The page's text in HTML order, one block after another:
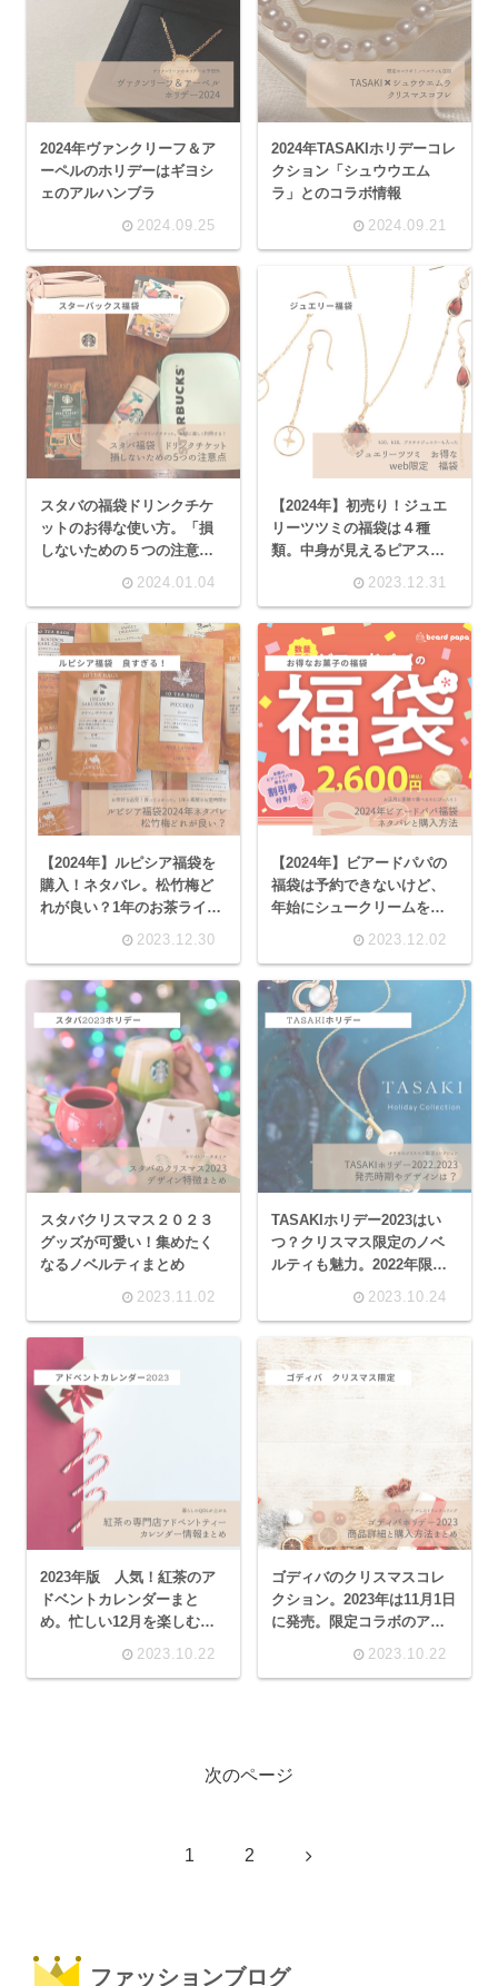
2024年ヴァンクリーフ＆ア
ーペルのホリデーはギヨシ
ェのアルハンブラ
2024.09.25
2024年TASAKIホリデーコレ
クション「シュウウエム
ラ」とのコラボ情報
2024.09.21
スタバの福袋ドリンクチケ
ットのお得な使い方。「損
しないための５つの注意
2024.01.04
【2024年】初売り！ジュエ
リーツツミの福袋は４種
類。中身が見えるピアスや
2023.12.31
【2024年】ルピシア福袋を
購入！ネタバレ。松竹梅ど
れが良い？1年のお茶ライフ
2023.12.30
【2024年】ビアードパパの
福袋は予約できないけど、
年始にシュークリームを楽
2023.12.02
スタバクリスマス２０２３
グッズが可愛い！集めたく
なるノベルティまとめ
2023.11.02
TASAKIホリデー2023はい
つ？クリスマス限定のノベ
ルティも魅力。2022年限定
2023.10.24
2023年版 人気！紅茶のア
ドベントカレンダーまと
め。忙しい12月を楽しむ
QOLがアップ。
2023.10.22
ゴディバのクリスマスコレ
クション。2023年は11月1日
に発売。限定コラボのアド
めちゃ可愛い！商品と購入
2023.10.22
次のページ
1 2 次
ファッションブログ